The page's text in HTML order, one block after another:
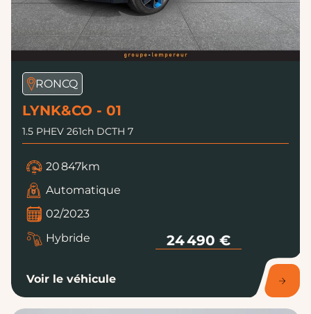
RONCQ
LYNK&CO - 01
1.5 PHEV 261ch DCTH 7
20 847km
Automatique
02/2023
Hybride
24 490 €
Voir le véhicule